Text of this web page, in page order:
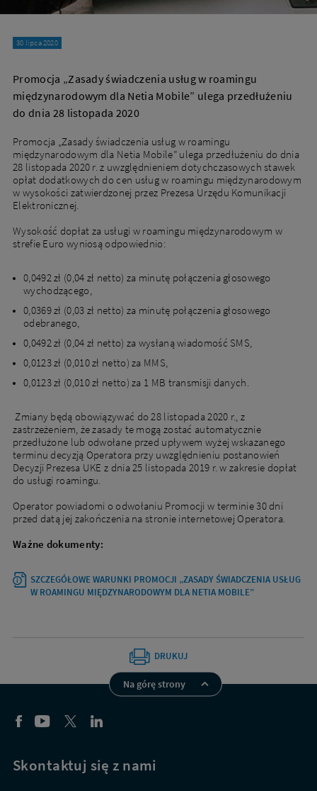
30 lipca 2020
Promocja „Zasady świadczenia usług w roamingu
międzynarodowym dla Netia Mobile” ulega przedłużeniu
do dnia 28 listopada 2020
Promocja „Zasady świadczenia usług w roamingu
międzynarodowym dla Netia Mobile” ulega przedłużeniu do dnia
28 listopada 2020 r. z uwzględnieniem dotychczasowych stawek
opłat dodatkowych do cen usług w roamingu międzynarodowym
w wysokości zatwierdzonej przez Prezesa Urzędu Komunikacji
Elektronicznej.
Wysokość dopłat za usługi w roamingu międzynarodowym w
strefie Euro wyniosą odpowiednio:
0,0492 zł (0,04 zł netto) za minutę połączenia głosowego
wychodzącego,
0,0369 zł (0,03 zł netto) za minutę połączenia głosowego
odebranego,
0,0492 zł (0,04 zł netto) za wysłaną wiadomość SMS,
0,0123 zł (0,010 zł netto) za MMS,
0,0123 zł (0,010 zł netto) za 1 MB transmisji danych.
Zmiany będą obowiązywać do 28 listopada 2020 r., z
zastrzeżeniem, że zasady te mogą zostać automatycznie
przedłużone lub odwołane przed upływem wyżej wskazanego
terminu decyzją Operatora przy uwzględnieniu postanowień
Decyzji Prezesa UKE z dnia 25 listopada 2019 r. w zakresie dopłat
do usługi roamingu.
Operator powiadomi o odwołaniu Promocji w terminie 30 dni
przed datą jej zakończenia na stronie internetowej Operatora.
Ważne dokumenty:
SZCZEGÓŁOWE WARUNKI PROMOCJI „ZASADY ŚWIADCZENIA USŁUG
W ROAMINGU MIĘDZYNARODOWYM DLA NETIA MOBILE”
OTWIERA
SIĘ
DRUKUJ
Na górę strony
Skontaktuj się z nami